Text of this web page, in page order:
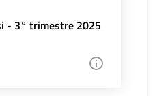
- 3° trimestre 2025